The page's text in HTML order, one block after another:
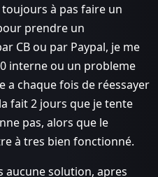
à pas faire un
prendre un
CB ou par Paypal, je me
interne ou un probleme
a chaque fois de réessayer
fait 2 jours que je tente
pas, alors que le
à tres bien fonctionné.
aucune solution, apres